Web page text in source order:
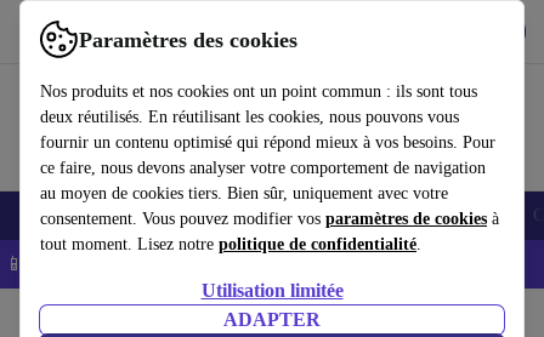
Paramètres des cookies
Nos produits et nos cookies ont un point commun : ils sont tous
deux réutilisés. En réutilisant les cookies, nous pouvons vous
fournir un contenu optimisé qui répond mieux à vos besoins. Pour
ce faire, nous devons analyser votre comportement de navigation
au moyen de cookies tiers. Bien sûr, uniquement avec votre
consentement. Vous pouvez modifier vos paramètres de cookies à
tout moment. Lisez notre politique de confidentialité.
Utilisation limitée
ADAPTER
Utilisez refurbed rapidement et facilement
Smartphones Laptops Tablettes Montres connectées Accessoires
📱 -5% EXTRA sur les iPhones – Code : IPHONEDEAL -
Téléphones & Smartphones